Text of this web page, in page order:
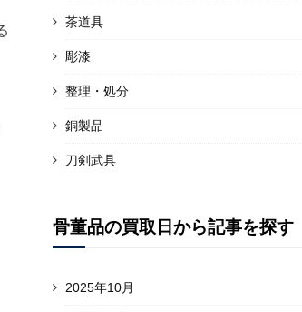
茶道具
彫漆
整理・処分
銅製品
刀剣武具
骨董品の買取日から記事を探す
2025年10月